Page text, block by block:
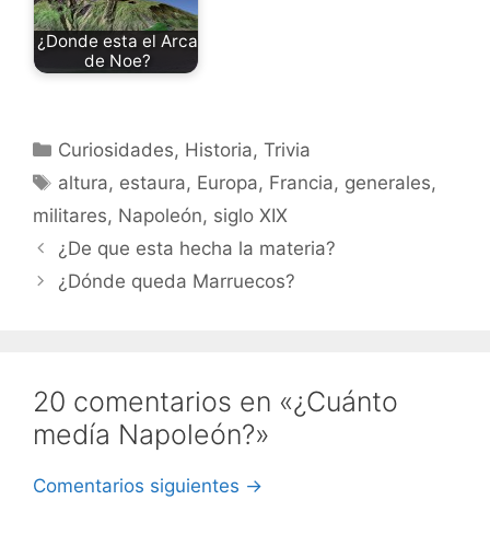
¿Donde esta el Arca
de Noe?
Categorías
Curiosidades, Historia,Trivia
Etiquetas
altura, estaura, Europa, Francia, generales,
militares, Napoleón, siglo XIX
¿De que esta hecha la materia?
¿Dónde queda Marruecos?
20 comentarios en «¿Cuánto
medía Napoleón?»
Navegación
Comentarios siguientes →